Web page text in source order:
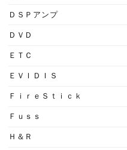
ＤＳＰアンプ
ＤＶＤ
ＥＴＣ
ＥＶＩＤＩＳ
ＦｉｒｅＳｔｉｃｋ
Ｆｕｓｓ
Ｈ＆Ｒ